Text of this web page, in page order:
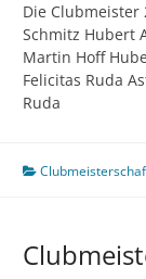
Die
Schmitz Hubert
Martin Hoff
Felicitas Ruda
Ruda